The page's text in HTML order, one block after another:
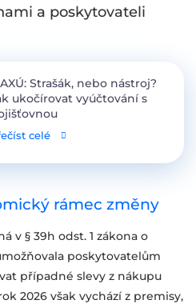
a poskytovateli
Strašák, nebo nástroj?
ukočírovat vyúčtování s
celé
rámec změny
v § 39h odst. 1 zákona o
poskytovatelům
případné slevy z nákupu
2026 však vychází z premisy,